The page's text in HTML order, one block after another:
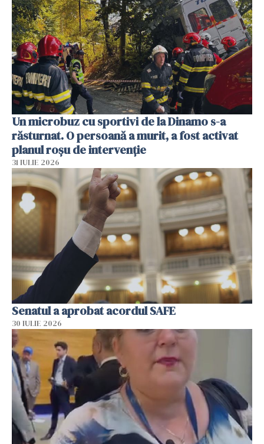
Un microbuz cu sportivi de la Dinamo s-a
răsturnat. O persoană a murit, a fost activat
planul roșu de intervenție
31 IULIE 2026
Senatul a aprobat acordul SAFE
30 IULIE 2026